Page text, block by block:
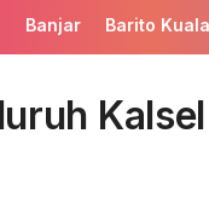
Banjar Barito Kuala